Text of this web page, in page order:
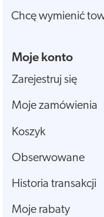
Chcę wymienić
Moje konto
Zarejestruj się
Moje zamówienia
Koszyk
Obserwowane
Historia transakcji
Moje rabaty